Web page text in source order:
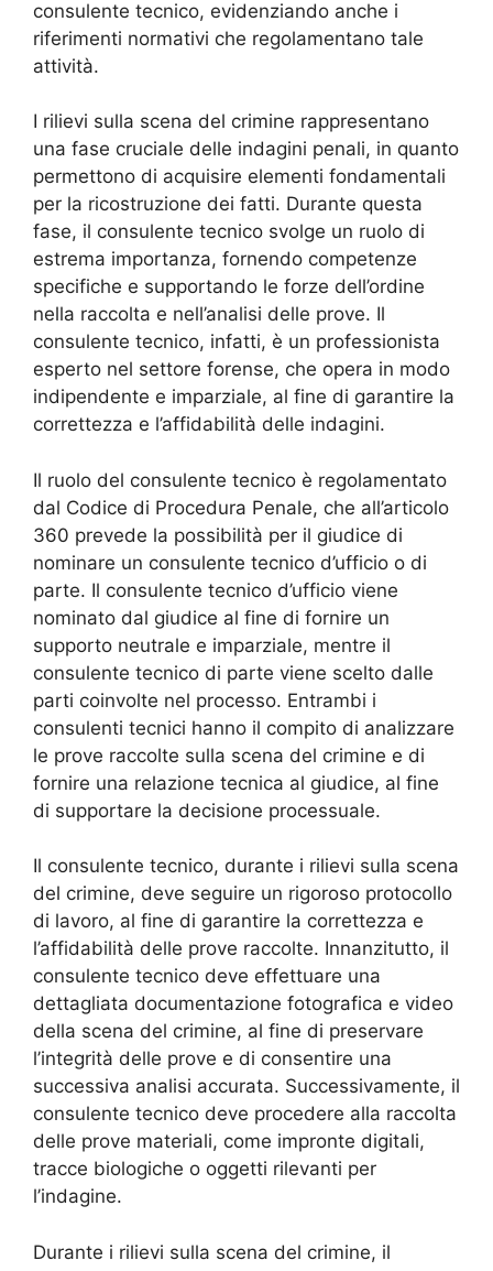
consulente tecnico, evidenziando anche i
riferimenti normativi che regolamentano tale
attività.
I rilievi sulla scena del crimine rappresentano
una fase cruciale delle indagini penali, in quanto
permettono di acquisire elementi fondamentali
per la ricostruzione dei fatti. Durante questa
fase, il consulente tecnico svolge un ruolo di
estrema importanza, fornendo competenze
specifiche e supportando le forze dell’ordine
nella raccolta e nell’analisi delle prove. Il
consulente tecnico, infatti, è un professionista
esperto nel settore forense, che opera in modo
indipendente e imparziale, al fine di garantire la
correttezza e l’affidabilità delle indagini.
Il ruolo del consulente tecnico è regolamentato
dal Codice di Procedura Penale, che all’articolo
360 prevede la possibilità per il giudice di
nominare un consulente tecnico d’ufficio o di
parte. Il consulente tecnico d’ufficio viene
nominato dal giudice al fine di fornire un
supporto neutrale e imparziale, mentre il
consulente tecnico di parte viene scelto dalle
parti coinvolte nel processo. Entrambi i
consulenti tecnici hanno il compito di analizzare
le prove raccolte sulla scena del crimine e di
fornire una relazione tecnica al giudice, al fine
di supportare la decisione processuale.
Il consulente tecnico, durante i rilievi sulla scena
del crimine, deve seguire un rigoroso protocollo
di lavoro, al fine di garantire la correttezza e
l’affidabilità delle prove raccolte. Innanzitutto, il
consulente tecnico deve effettuare una
dettagliata documentazione fotografica e video
della scena del crimine, al fine di preservare
l’integrità delle prove e di consentire una
successiva analisi accurata. Successivamente, il
consulente tecnico deve procedere alla raccolta
delle prove materiali, come impronte digitali,
tracce biologiche o oggetti rilevanti per
l’indagine.
Durante i rilievi sulla scena del crimine, il